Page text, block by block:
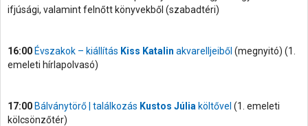
ifjúsági, valamint felnőtt könyvekből (szabadtéri)
16:00 Évszakok – kiállítás Kiss Katalin akvarelljeiből (megnyitó) (1.
emeleti hírlapolvasó)
17:00 Bálványtörő | találkozás Kustos Júlia költővel (1. emeleti
kölcsönzőtér)